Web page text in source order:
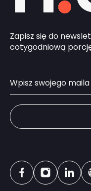
Zapisz się do
cotygodniową